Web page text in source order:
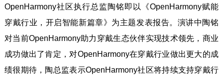
OpenHarmony社区执行总监陶铭即以《OpenHarmony赋能
穿戴行业，开启智能新篇章》为主题发表报告。演讲中陶铭
对当前OpenHarmony助力穿戴生态伙伴实现技术领先，商业
成功做出了肯定，对OpenHarmony在穿戴行业做出更大的成
绩很期待，陶总监表示OpenHarmony社区将持续支持穿戴行